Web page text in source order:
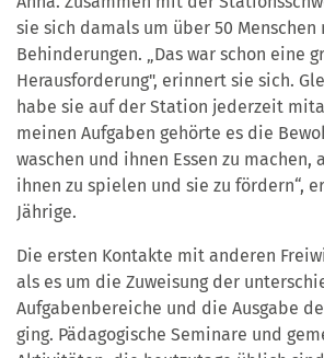
sie sich damals um über 50 Menschen
Behinderungen. „Das war schon eine
Herausforderung", erinnert sie sich.
habe sie auf der Station jederzeit
meinen Aufgaben gehörte es die
waschen und ihnen Essen zu machen,
ihnen zu spielen und sie zu fördern“,
Jährige.
Die ersten Kontakte mit anderen
als es um die Zuweisung der
Aufgabenbereiche und die Ausgabe
ging. Pädagogische Seminare und